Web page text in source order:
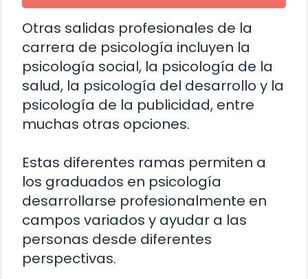
Otras salidas profesionales de la
carrera de psicología incluyen la
psicología social, la psicología de la
salud, la psicología del desarrollo y la
psicología de la publicidad, entre
muchas otras opciones.
Estas diferentes ramas permiten a
los graduados en psicología
desarrollarse profesionalmente en
campos variados y ayudar a las
personas desde diferentes
perspectivas.